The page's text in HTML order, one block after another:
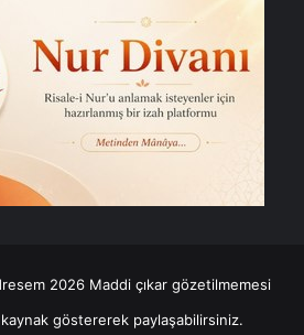
2026 Maddi çıkar gözetilmemesi
göstererek paylaşabilirsiniz.